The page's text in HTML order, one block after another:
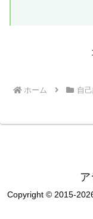
ホーム 自
Copyright © 2015-